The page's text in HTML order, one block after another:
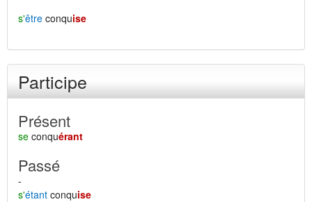
s'être conquise
Participe
Présent
se conquérant
Passé
-
s'étant conquise